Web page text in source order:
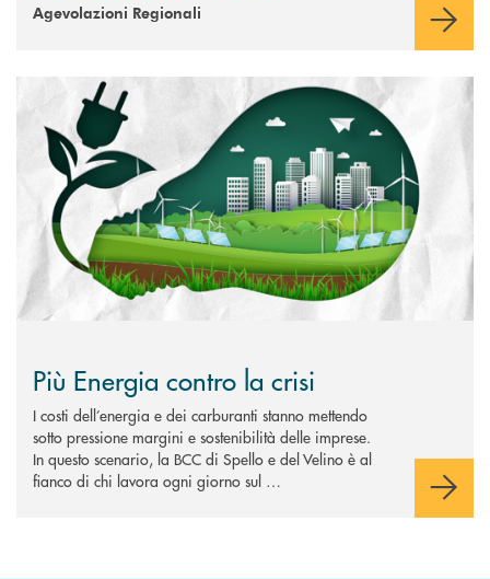
Agevolazioni Regionali
Scopri di più Più Energia contro la crisi
Più Energia contro la crisi
I costi dell’energia e dei carburanti stanno mettendo
sotto pressione margini e sostenibilità delle imprese.
In questo scenario, la BCC di Spello e del Velino è al
fianco di chi lavora ogni giorno sul …